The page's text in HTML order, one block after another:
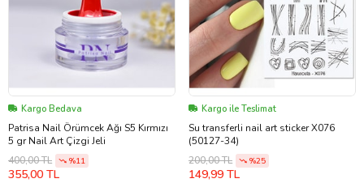
Kargo Bedava
Patrisa Nail Örümcek Ağı S5 Kırmızı
5 gr Nail Art Çizgi Jeli
400,00 TL
%11
355,00 TL
Kargo ile Teslimat
Su transferli nail art sticker X076
(50127-34)
200,00 TL
%25
149,99 TL